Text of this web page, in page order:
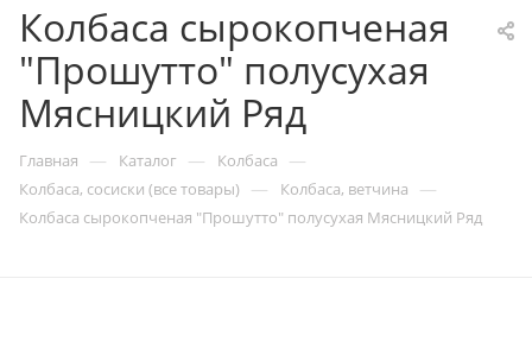
Колбаса сырокопченая
"Прошутто" полусухая
Мясницкий Ряд
Главная — Каталог — Колбаса —
Колбаса, сосиски (все товары) — Колбаса, ветчина —
Колбаса сырокопченая "Прошутто" полусухая Мясницкий Ряд